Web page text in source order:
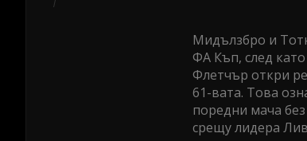
Мидълзбро и
ФА Къп, след
Флетчър откри
61-вата. Това
поредни мача
срещу лидера